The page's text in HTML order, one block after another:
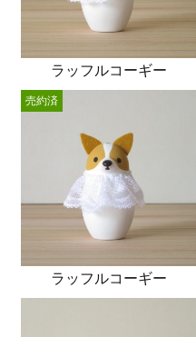
ラッフルコーギー
ラッフルコーギー
売約済